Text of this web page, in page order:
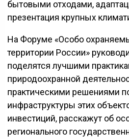
бытовыми отходами,
презентация крупных
На Форуме «Особо
территории России»
поделятся лучшими
природоохранной
практическими решениями
инфраструктуры этих
инвестиций, расскажут об
регионального